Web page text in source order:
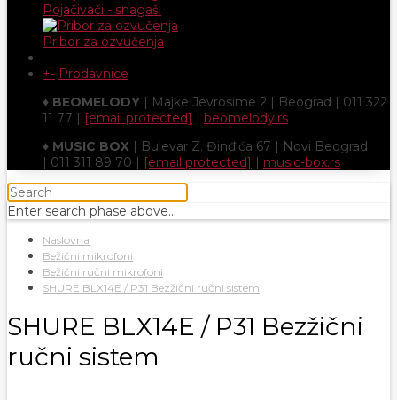
Pojačivači - snagaši
Pribor za ozvučenja
+- Prodavnice
♦ BEOMELODY | Majke Jevrosime 2 | Beograd | 011 322
11 77 | [email protected] | beomelody.rs
♦ MUSIC BOX | Bulevar Z. Đinđića 67 | Novi Beograd
| 011 311 89 70 | [email protected] | music-box.rs
Enter search phase above...
Naslovna
Bežični mikrofoni
Bežični ručni mikrofoni
SHURE BLX14E / P31 Bezžični ručni sistem
SHURE BLX14E / P31 Bezžični
ručni sistem